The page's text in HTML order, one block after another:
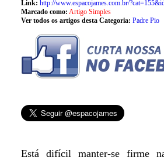
Link: http://www.espacojames.com.br/
Marcado como: Artigo Simples
Ver todos os artigos desta Categoria: Padre Pio
Está difícil manter-se firme